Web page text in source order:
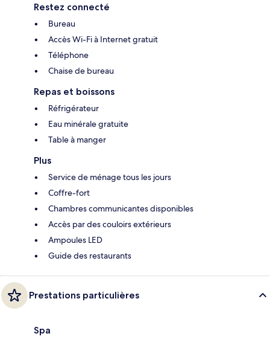
Restez connecté
Bureau
Accès Wi-Fi à Internet gratuit
Téléphone
Chaise de bureau
Repas et boissons
Réfrigérateur
Eau minérale gratuite
Table à manger
Plus
Service de ménage tous les jours
Coffre-fort
Chambres communicantes disponibles
Accès par des couloirs extérieurs
Ampoules LED
Guide des restaurants
Prestations particulières
Spa